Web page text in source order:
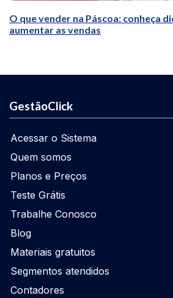
O que vender na Páscoa: conheça
aumentar as vendas
GestãoClick
Acessar o Sistema
Quem somos
Planos e Preços
Teste Grátis
Trabalhe Conosco
Blog
Materiais gratuitos
Segmentos atendidos
Contadores